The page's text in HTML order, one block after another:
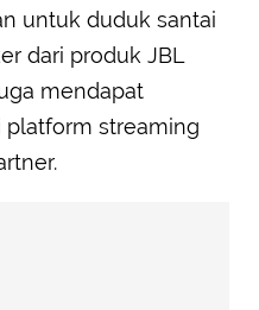
untuk duduk santai
dari produk JBL
mendapat
streaming